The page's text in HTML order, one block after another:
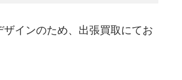
インのため、出張買取にてお